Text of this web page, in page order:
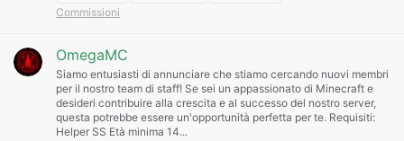
Commissioni
OmegaMC
Siamo entusiasti di annunciare che stiamo cercando nuovi membri
per il nostro team di staff! Se sei un appassionato di Minecraft e
desideri contribuire alla crescita e al successo del nostro server,
questa potrebbe essere un'opportunità perfetta per te. Requisiti:
Helper SS Età minima 14...